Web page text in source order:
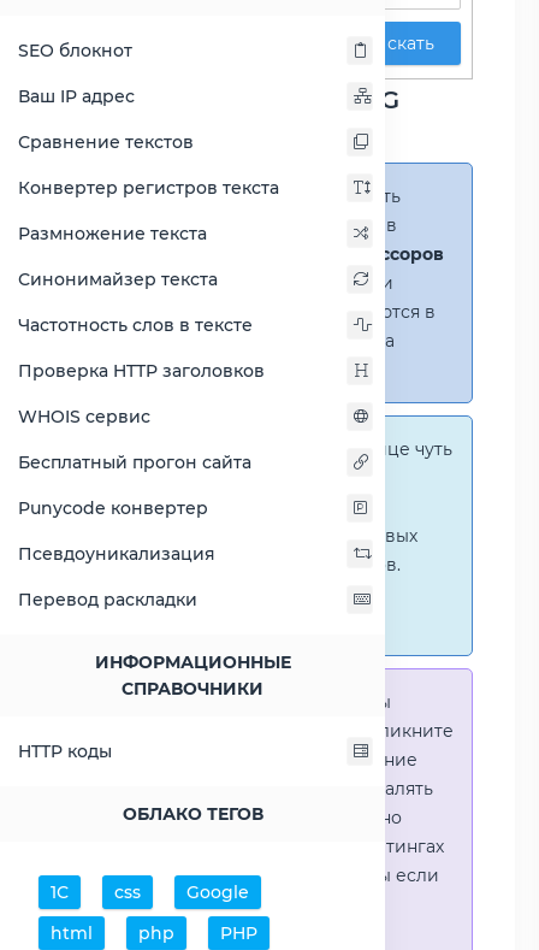
SEO блокнот
Ваш IP адрес
Сравнение текстов
Конвертер регистров текста
Размножение текста
Синонимайзер текста
Частотность слов в тексте
Проверка HTTP заголовков
WHOIS сервис
Бесплатный прогон сайта
Punycode конвертер
Псевдоуникализация
Перевод раскладки
ИНФОРМАЦИОННЫЕ
СПРАВОЧНИКИ
HTTP коды
ОБЛАКО ТЕГОВ
1С css
Google
html
php
PHP
Искать
Сравнение Atom Z3735G
против Athlon II M340
Справка:Можно добавить
несколько процессоров в
(до 14 процессоров
в таблице)
. В случае если
процессоры не помещаются в
таблицу, появится полоса
прокрутки.
На этой странице чуть
графические сравнения
количественных и числовых
параметров процессоров.
Перейти к наглядным
Справка:Для того что-бы
выделить процессор - кликните
на его название. Выделение
позволяет выборочно удалять
процессоры или наглядно
видеть результаты в рейтингах
(Во избежении путаницы если
в таблице несколько
процессоров)